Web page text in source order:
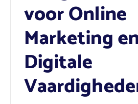
voor Online
Marketing
Digitale